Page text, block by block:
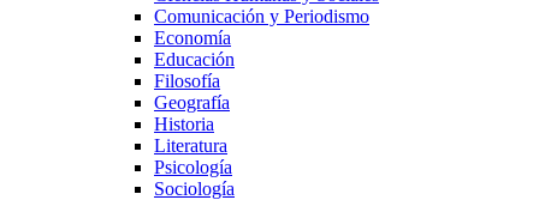
Comunicación y Periodismo
Economía
Educación
Filosofía
Geografía
Historia
Literatura
Psicología
Sociología